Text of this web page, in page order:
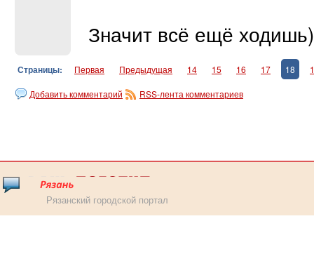
Значит всё ещё
Страницы: Первая Предыдущая 14 15 16 17 18
Добавить комментарий RSS-лента комментариев
Рязанский городской портал